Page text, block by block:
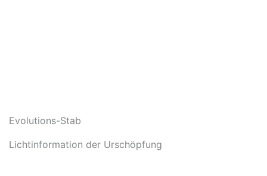
Evolutions-Stab
Lichtinformation der Urschöpfung